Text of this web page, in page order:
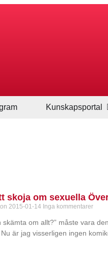
Kunskapsportal
skoja om sexuella
2015-01-14 Inga kommentarer
skämta om allt?” måste vara
Nu är jag visserligen ingen